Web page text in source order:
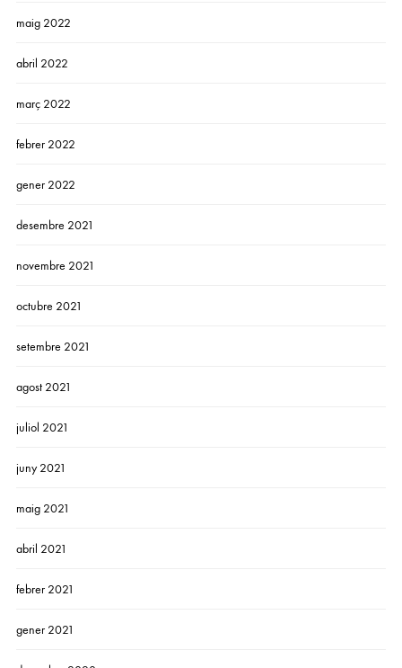
maig 2022
abril 2022
març 2022
febrer 2022
gener 2022
desembre 2021
novembre 2021
octubre 2021
setembre 2021
agost 2021
juliol 2021
juny 2021
maig 2021
abril 2021
febrer 2021
gener 2021